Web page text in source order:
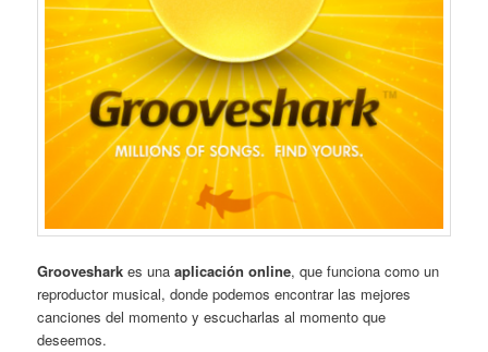
Groovesharkes unaaplicación online, que funciona como un
reproductor musical, donde podemos encontrar las mejores
canciones del momento y escucharlas al momento que
deseemos.